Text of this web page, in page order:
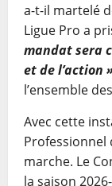
a-t-il martelé
Ligue Pro a
mandat sera
et de l’action
l’ensemble
Avec cette
Professionnel
marche. Le
la saison